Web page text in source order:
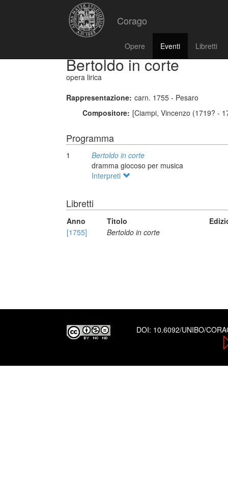
Corago
Opere Eventi Libretti
Bertoldo in corte
opera lirica
Rappresentazione: carn. 1755 - Pesaro
Compositore: [Ciampi, Vincenzo (1719? -
Programma
1
Bertoldo in corte
dramma giocoso per musica
Interpreti
Libretti
Anno Titolo
[1755]
Bertoldo in corte
DOI: 10.6092/UNIBO/